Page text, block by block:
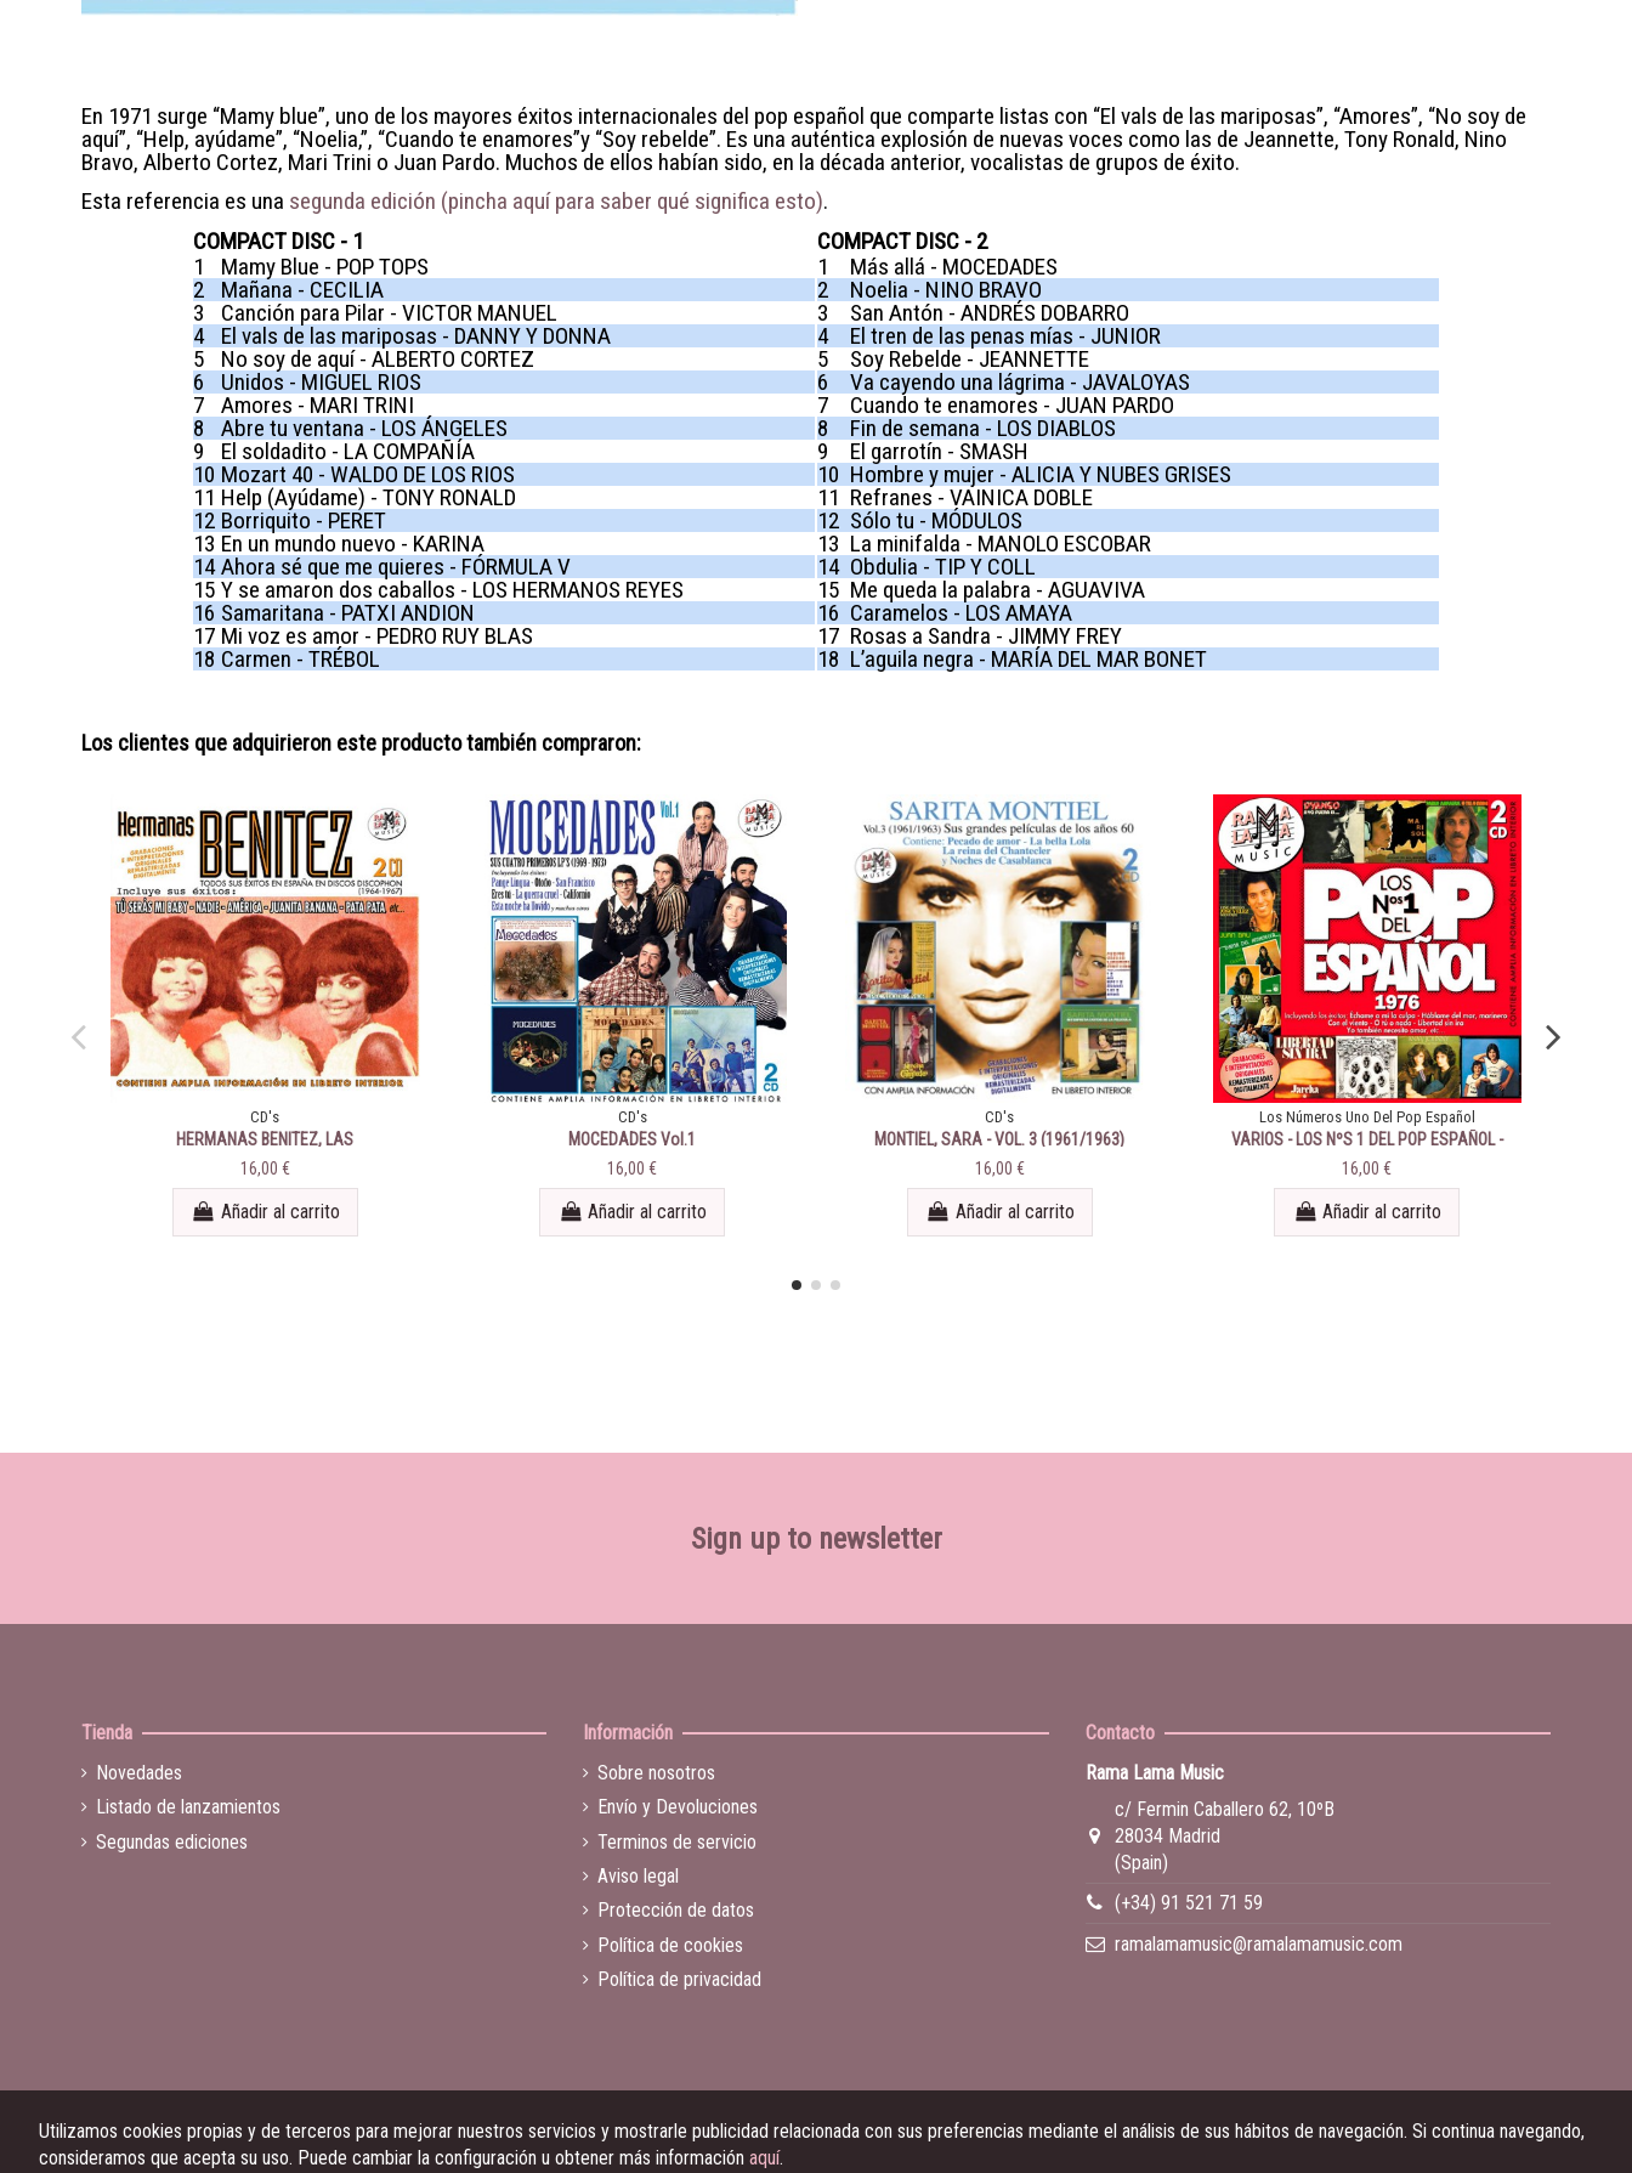
En 1971 surge “Mamy blue”, uno de los mayores éxitos internacionales del pop español que comparte listas con “El vals de las mariposas”, “Amores”, “No soy de
aquí”, “Help, ayúdame”, “Noelia,”, “Cuando te enamores”y “Soy rebelde”. Es una auténtica explosión de nuevas voces como las de Jeannette, Tony Ronald, Nino
Bravo, Alberto Cortez, Mari Trini o Juan Pardo. Muchos de ellos habían sido, en la década anterior, vocalistas de grupos de éxito.
Esta referencia es una segunda edición (pincha aquí para saber qué significa esto).
COMPACT DISC - 1
COMPACT DISC - 2
1
Mamy Blue - POP TOPS
2
Mañana - CECILIA
3
Canción para Pilar - VICTOR MANUEL
4
El vals de las mariposas - DANNY Y DONNA
5
No soy de aquí - ALBERTO CORTEZ
6
Unidos - MIGUEL RIOS
7
Amores - MARI TRINI
8
Abre tu ventana - LOS ÁNGELES
9
El soldadito - LA COMPAÑÍA
10 Mozart 40 - WALDO DE LOS RIOS
11 Help (Ayúdame) - TONY RONALD
12 Borriquito - PERET
13 En un mundo nuevo - KARINA
14 Ahora sé que me quieres - FÓRMULA V
15 Y se amaron dos caballos - LOS HERMANOS REYES
16 Samaritana - PATXI ANDION
17 Mi voz es amor - PEDRO RUY BLAS
18 Carmen - TRÉBOL
1
Más allá - MOCEDADES
2
Noelia - NINO BRAVO
3
San Antón - ANDRÉS DOBARRO
4
El tren de las penas mías - JUNIOR
5
Soy Rebelde - JEANNETTE
6
Va cayendo una lágrima - JAVALOYAS
7
Cuando te enamores - JUAN PARDO
8
Fin de semana - LOS DIABLOS
9
El garrotín - SMASH
10 Hombre y mujer - ALICIA Y NUBES GRISES
11 Refranes - VAINICA DOBLE
12 Sólo tu - MÓDULOS
13 La minifalda - MANOLO ESCOBAR
14 Obdulia - TIP Y COLL
15 Me queda la palabra - AGUAVIVA
16 Caramelos - LOS AMAYA
17 Rosas a Sandra - JIMMY FREY
18 L’aguila negra - MARÍA DEL MAR BONET
Los clientes que adquirieron este producto también compraron:
CD's
HERMANAS BENITEZ, LAS
16,00 €
Añadir al carrito
CD's
MOCEDADES Vol.1
16,00 €
Añadir al carrito
CD's
MONTIEL, SARA - VOL. 3 (1961/1963)
16,00 €
Añadir al carrito
Los Números Uno Del Pop Español
VARIOS - LOS NºS 1 DEL POP ESPAÑOL -
1976
16,00 €
Añadir al carrito
Sign up to newsletter
Tienda
Novedades
Listado de lanzamientos
Segundas ediciones
Información
Sobre nosotros
Envío y Devoluciones
Terminos de servicio
Aviso legal
Protección de datos
Política de cookies
Política de privacidad
Contacto
Rama Lama Music
c/ Fermin Caballero 62, 10ºB
28034 Madrid
(Spain)
(+34) 91 521 71 59
ramalamamusic@ramalamamusic.com
Utilizamos cookies propias y de terceros para mejorar nuestros servicios y mostrarle publicidad relacionada con sus preferencias mediante el análisis de sus hábitos de navegación. Si continua navegando,
consideramos que acepta su uso. Puede cambiar la configuración u obtener más información aquí.